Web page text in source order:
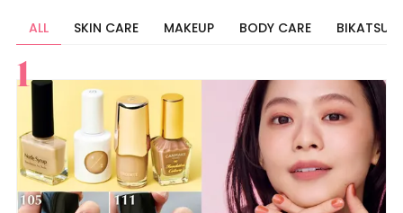
ALL SKIN CARE MAKEUP BODY CARE BIKATSU
すべて
スキンケア
メイク
ボディケア
美活
ヘア
ライフスタイル
ビューティーズ